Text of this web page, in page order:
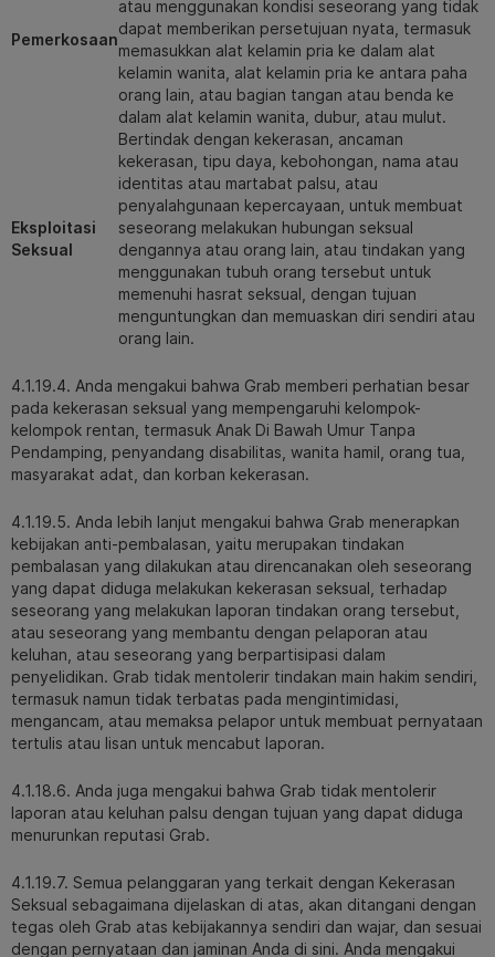
Pemerkosaan
atau menggunakan kondisi seseorang yang tidak
dapat memberikan persetujuan nyata, termasuk
memasukkan alat kelamin pria ke dalam alat
kelamin wanita, alat kelamin pria ke antara paha
orang lain, atau bagian tangan atau benda ke
dalam alat kelamin wanita, dubur, atau mulut.
Eksploitasi
Seksual
Bertindak dengan kekerasan, ancaman
kekerasan, tipu daya, kebohongan, nama atau
identitas atau martabat palsu, atau
penyalahgunaan kepercayaan, untuk membuat
seseorang melakukan hubungan seksual
dengannya atau orang lain, atau tindakan yang
menggunakan tubuh orang tersebut untuk
memenuhi hasrat seksual, dengan tujuan
menguntungkan dan memuaskan diri sendiri atau
orang lain.
4.1.19.4. Anda mengakui bahwa Grab memberi perhatian besar
pada kekerasan seksual yang mempengaruhi kelompok-
kelompok rentan, termasuk Anak Di Bawah Umur Tanpa
Pendamping, penyandang disabilitas, wanita hamil, orang tua,
masyarakat adat, dan korban kekerasan.
4.1.19.5. Anda lebih lanjut mengakui bahwa Grab menerapkan
kebijakan anti-pembalasan, yaitu merupakan tindakan
pembalasan yang dilakukan atau direncanakan oleh seseorang
yang dapat diduga melakukan kekerasan seksual, terhadap
seseorang yang melakukan laporan tindakan orang tersebut,
atau seseorang yang membantu dengan pelaporan atau
keluhan, atau seseorang yang berpartisipasi dalam
penyelidikan. Grab tidak mentolerir tindakan main hakim sendiri,
termasuk namun tidak terbatas pada mengintimidasi,
mengancam, atau memaksa pelapor untuk membuat pernyataan
tertulis atau lisan untuk mencabut laporan.
4.1.18.6. Anda juga mengakui bahwa Grab tidak mentolerir
laporan atau keluhan palsu dengan tujuan yang dapat diduga
menurunkan reputasi Grab.
4.1.19.7. Semua pelanggaran yang terkait dengan Kekerasan
Seksual sebagaimana dijelaskan di atas, akan ditangani dengan
tegas oleh Grab atas kebijakannya sendiri dan wajar, dan sesuai
dengan pernyataan dan jaminan Anda di sini. Anda mengakui